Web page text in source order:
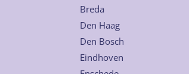
Breda
Den Haag
Den Bosch
Eindhoven